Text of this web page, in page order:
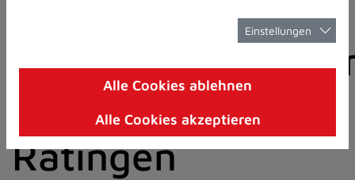
8)
I)
der Stadt
Ratingen
Einstellungen
Alle Cookies ablehnen
Alle Cookies akzeptieren